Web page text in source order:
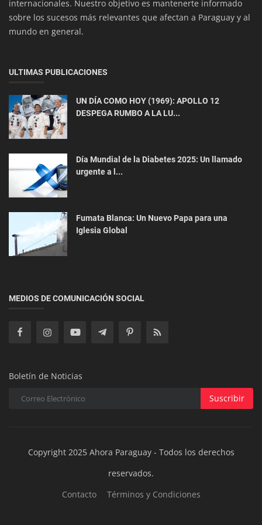
Fútbol
Preparativos Intensos: La Selección Paraguaya
se Prepara en Rusia para...
Reformas Estructurales s...
internacionales. Nuestro objetivo es mantenerte informado
sobre los sucesos más relevantes que afectan a Paraguay y al
mundo en general.
ULTIMAS PUBLICACIONES
UN DÍA COMO HOY (1969): APOLLO 12
DESPEGA RUMBO A LA LU...
Día Mundial de la Diabetes 2025: Un llamado
urgente a l...
Fumata Blanca: Un Nuevo Papa para una
Iglesia Global
MEDIOS DE COMUNICACIÓN SOCIAL
Boletín de Noticias
Suscribir
Copyright 2025 Ahora Paraguay - Todos los derechos
reservados.
Contacto
Términos y Condiciones